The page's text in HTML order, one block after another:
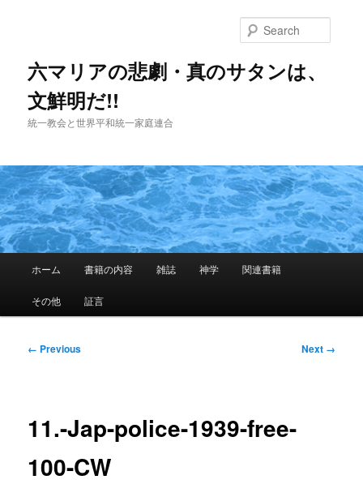
content六マリアの悲劇・真のサタンは、
文鮮明だ!!
統一教会と世界平和統一家庭連合
ホーム 書籍の内容 雑誌 神学 関連書籍
その他 証言
Image
← Previous Next →
11.-Jap-police-1939-free-
100-CW